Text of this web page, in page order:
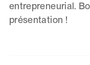
entrepreneurial.
présentation !